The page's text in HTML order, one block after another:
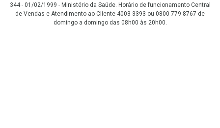
344 - 01/02/1999 - Ministério da Saúde. Horário de funcionamento Central
de Vendas e Atendimento ao Cliente 4003 3393 ou 0800 779 8767 de
domingo a domingo das 08h00 às 20h00.